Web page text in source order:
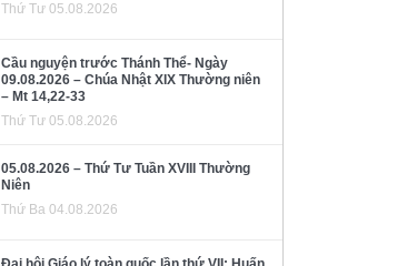
Thứ Tư 05.08.2026
Cầu nguyện trước Thánh Thể- Ngày
09.08.2026 – Chúa Nhật XIX Thường niên
– Mt 14,22-33
Thứ Tư 05.08.2026
05.08.2026 – Thứ Tư Tuần XVIII Thường
Niên
Thứ Ba 04.08.2026